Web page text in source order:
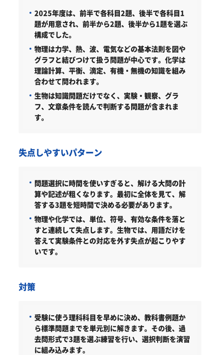
2025年度は、前半で各科目2題、後半で各科目1
題が用意され、前半から2題、後半から1題を選ぶ
構成でした。
物理は力学、熱、波、電気などの基本法則を図や
グラフと結びつけて扱う問題が中心です。化学は
理論計算、平衡、滴定、有機・無機の知識を組み
合わせて問われます。
生物は知識問題だけでなく、実験・観察、グラ
フ、文章条件を読んで判断する問題が含まれま
す。
失点しやすいパターン
問題選択に時間を使いすぎると、解ける大問の計
算や記述が粗くなります。最初に全体を見て、解
答する3題を短時間で決める必要があります。
物理や化学では、単位、符号、有効な条件を落と
すと連続して失点します。生物では、用語だけを
答えて実験条件との対応を外す失点が起こりやす
いです。
対策
受験に使う理科科目を早めに決め、教科書例題か
ら標準問題までを単元別に解きます。その後、過
去問形式で3題を選ぶ練習を行い、選択判断を演習
に組み込みます。